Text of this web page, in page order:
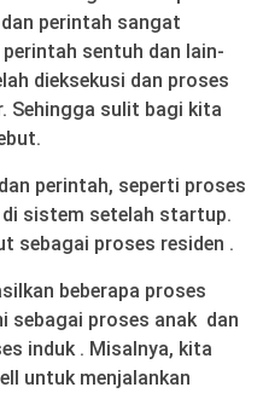
perintah sangat
sentuh dan lain-
dieksekusi dan proses
Sehingga sulit bagi kita
perintah, seperti proses
sistem setelah startup.
sebagai proses residen .
beberapa proses
sebagai proses anak dan
induk . Misalnya, kita
untuk menjalankan